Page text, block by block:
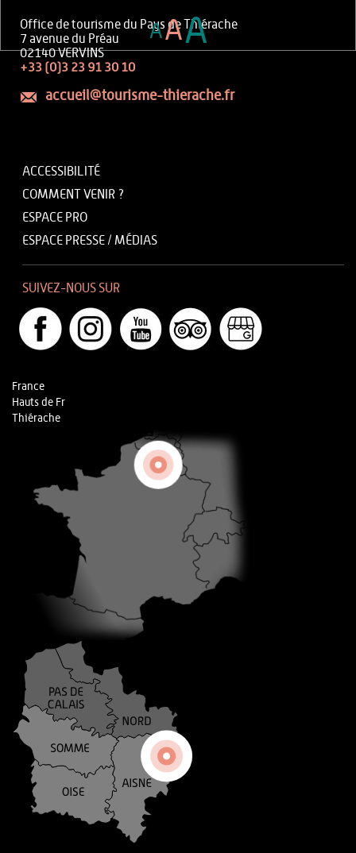
Office de tourisme du Pays de Thiérache
7 avenue du Préau
02140 VERVINS
+33 (0)3 23 91 30 10
accueil@tourisme-thierache.fr
ACCESSIBILITÉ
COMMENT VENIR ?
ESPACE PRO
ESPACE PRESSE / MÉDIAS
SUIVEZ-NOUS SUR
France
Hauts de Fr
Thiérache
AAA